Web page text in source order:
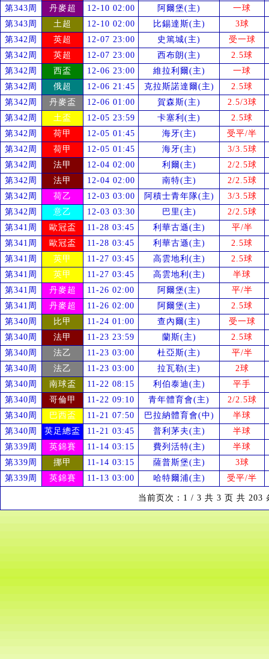
第343周
丹麥超 12-10 02:00 阿爾堡(主)
一球
第343周
土超 12-10 02:00 比錫達斯(主)
3球
第342周
英超 12-07 23:00 史篤城(主) 受一球
第342周
英超 12-07 23:00 西布朗(主)
2.5球
第342周
西盃 12-06 23:00 維拉利爾(主)
一球
第342周
俄超 12-06 21:45 克拉斯諾達爾(主)
2.5球
第342周
丹麥盃 12-06 01:00 賀森斯(主)
2.5/3球
第342周
土盃 12-05 23:59 卡塞利(主)
2.5球
第342周
荷甲 12-05 01:45 海牙(主) 受平/半
第342周
荷甲 12-05 01:45 海牙(主)
3/3.5球
第342周
法甲 12-04 02:00 利爾(主)
2/2.5球
第342周
法甲 12-04 02:00 南特(主)
2/2.5球
第342周
荷乙 12-03 03:00 阿積士青年隊(主)
3/3.5球
第342周
意乙 12-03 03:30 巴里(主)
2/2.5球
第341周
歐冠盃 11-28 03:45 利華古遜(主)
平/半
第341周
歐冠盃 11-28 03:45 利華古遜(主)
2.5球
第341周
英甲 11-27 03:45 高雲地利(主)
2.5球
第341周
英甲 11-27 03:45 高雲地利(主)
半球
第341周
丹麥超 11-26 02:00 阿爾堡(主)
平/半
第341周
丹麥超 11-26 02:00 阿爾堡(主)
2.5球
第340周
比甲 11-24 01:00 查內爾(主) 受一球
第340周
法甲 11-23 23:59 蘭斯(主)
2.5球
第340周
法乙 11-23 03:00 杜亞斯(主)
平/半
第340周
法乙 11-23 03:00 拉瓦勒(主)
2球
第340周
南球盃 11-22 08:15 利伯泰迪(主)
平手
第340周
哥倫甲 11-22 09:10 青年體育會(主)
2/2.5球
第340周
巴西盃 11-21 07:50 巴拉納體育會(中)
半球
第340周
英足總盃 11-21 03:45 普利茅夫(主)
半球
第339周
英錦賽 11-14 03:15 費列活特(主)
半球
第339周
挪甲 11-14 03:15 薩普斯堡(主)
3球
第339周
英錦賽 11-13 03:00 哈特爾浦(主) 受平/半
当前页次：1 / 3 共 3 页 共